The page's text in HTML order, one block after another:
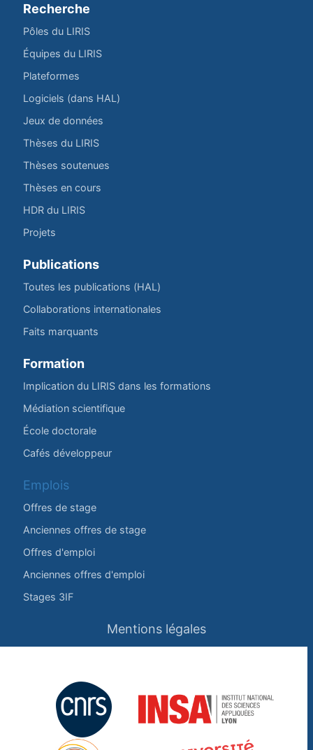
Recherche
Pôles du LIRIS
Équipes du LIRIS
Plateformes
Logiciels (dans HAL)
Jeux de données
Thèses du LIRIS
Thèses soutenues
Thèses en cours
HDR du LIRIS
Projets
Publications
Toutes les publications (HAL)
Collaborations internationales
Faits marquants
Formation
Implication du LIRIS dans les formations
Médiation scientifique
École doctorale
Cafés développeur
Emplois
Offres de stage
Anciennes offres de stage
Offres d'emploi
Anciennes offres d'emploi
Stages 3IF
Mentions légales